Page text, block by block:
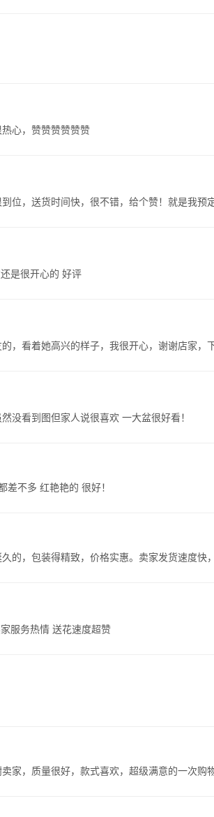
心，赞赞赞赞赞赞
位，送货时间快，很不错，给个赞！就是我预
是很开心的 好评
，看着她高兴的样子，我很开心，谢谢店家，
没看到图但家人说很喜欢 一大盆很好看！
差不多 红艳艳的 很好！
的，包装得精致，价格实惠。卖家发货速度快
服务热情 送花速度超赞
家，质量很好，款式喜欢，超级满意的一次购物